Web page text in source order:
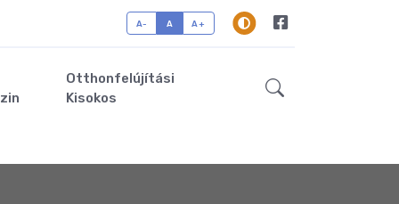
A- A A+
Otthonfelújítási
Kisokos